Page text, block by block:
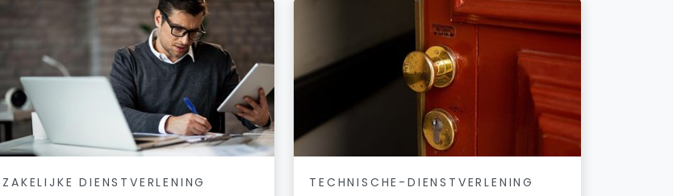
ZAKELIJKE DIENSTVERLENING TECHNISCHE-DIENSTVERLENING